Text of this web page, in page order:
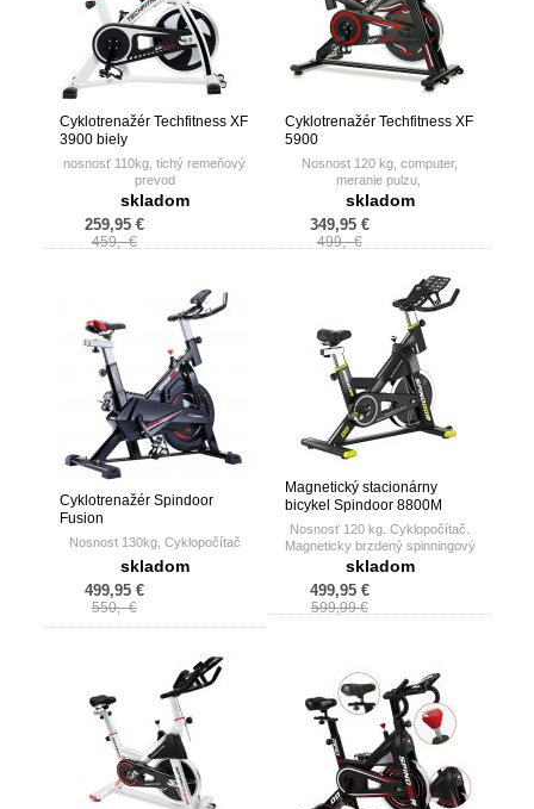
Cyklotrenažér Techfitness XF
3900 biely
nosnosť 110kg, tichý remeňový
prevod
skladom
259,95 €
459,- €
Cyklotrenažér Techfitness XF
5900
Nosnost 120 kg, computer,
meranie pulzu,
skladom
349,95 €
499,- €
Cyklotrenažér Spindoor
Fusion
Nosnost 130kg, Cyklopočítač
skladom
499,95 €
550,- €
Magnetický stacionárny
bicykel Spindoor 8800M
black
Nosnosť 120 kg. Cyklopočítač.
Magneticky brzdený spinningový
bicykel.
skladom
499,95 €
599,99 €